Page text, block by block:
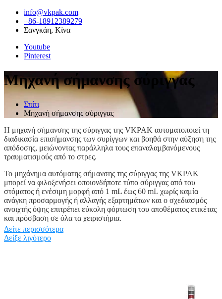
info@vkpak.com
+86-18912389279
Σανγκάη, Κίνα
Youtube
Pinterest
Μηχανή σήμανσης σύριγγας
Σπίτι
Μηχανή σήμανσης σύριγγας
Η μηχανή σήμανσης της σύριγγας της VKPAK αυτοματοποιεί τη
διαδικασία επισήμανσης των συρίγγων και βοηθά στην αύξηση της
απόδοσης, μειώνοντας παράλληλα τους επαναλαμβανόμενους
τραυματισμούς από το στρες.
Το μηχάνημα αυτόματης σήμανσης της σύριγγας της VKPAK
μπορεί να φιλοξενήσει οποιονδήποτε τύπο σύριγγας από του
στόματος ή ενέσιμη μορφή από 1 mL έως 60 mL χωρίς καμία
ανάγκη προσαρμογής ή αλλαγής εξαρτημάτων και ο σχεδιασμός
ανοιχτής όψης επιτρέπει εύκολη φόρτωση του αποθέματος ετικέτας
και πρόσβαση σε όλα τα χειριστήρια.
Ισχύει για στρογγυλά αντικείμενα με μικρότερη διάμετρο και δεν
αντέχει κατά την επισήμανση, όπως φύσιγγα, φιαλίδια, σωλήνα
λύσεις in-line, με χωρητικότητα έως 200 προϊόντα ανά λεπτό.
Δείτε περισσότερα
Δείξε λιγότερο